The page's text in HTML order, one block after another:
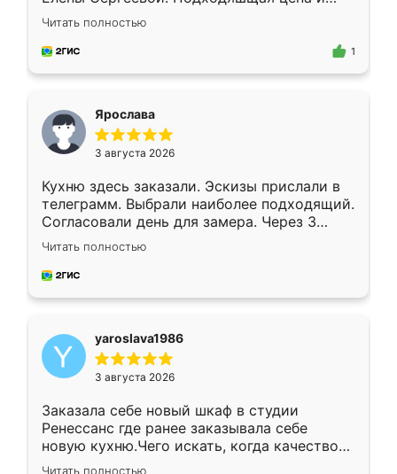
короткие сроки изготовления. Приехавший
для замера сотрудник Владислав
предложил по моему эскизу самый
Читать полностью
1
Ярослава
3 августа 2026
Кухню здесь заказали. Эскизы прислали в
телеграмм. Выбрали наиболее подходящий.
Согласовали день для замера. Через 3
недели кухня была уже готова. Остались
довольны работой. Спасибо Ренессанс
мебель за качественную работу!
Читать полностью
yaroslava1986
3 августа 2026
Заказала себе новый шкаф в студии
Ренессанс где ранее заказывала себе
новую кухню.Чего искать, когда качеством
вполне довольна. Служит кухня уже почти
Читать полностью